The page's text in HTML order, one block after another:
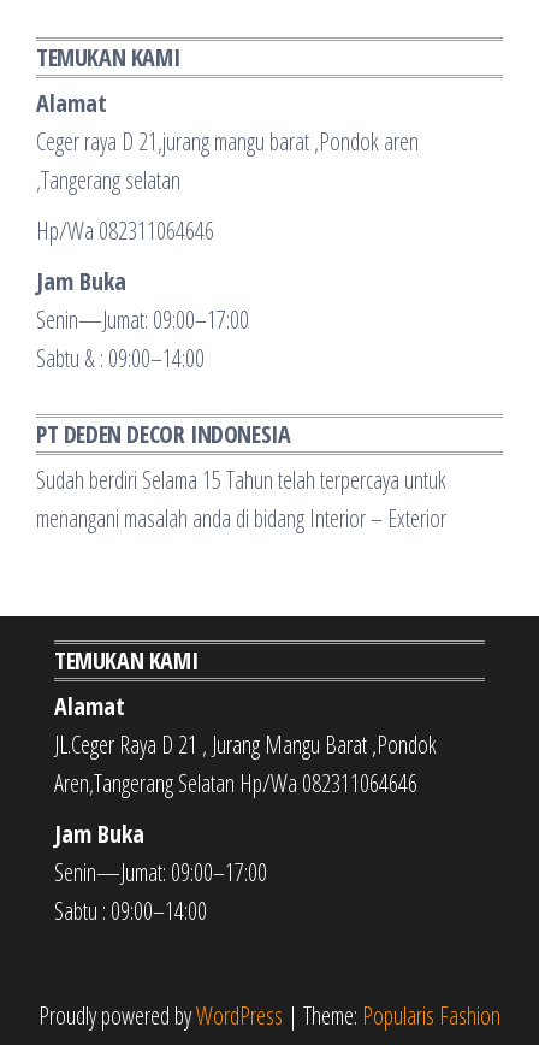
TEMUKAN KAMI
Alamat
Ceger raya D 21,jurang mangu barat ,Pondok aren
,Tangerang selatan
Hp/Wa 082311064646
Jam Buka
Senin—Jumat: 09:00–17:00
Sabtu & : 09:00–14:00
PT DEDEN DECOR INDONESIA
Sudah berdiri Selama 15 Tahun telah terpercaya untuk
menangani masalah anda di bidang Interior – Exterior
TEMUKAN KAMI
Alamat
JL.Ceger Raya D 21 , Jurang Mangu Barat ,Pondok
Aren,Tangerang Selatan Hp/Wa 082311064646
Jam Buka
Senin—Jumat: 09:00–17:00
Sabtu : 09:00–14:00
Proudly powered byWordPress | Theme: Popularis Fashion